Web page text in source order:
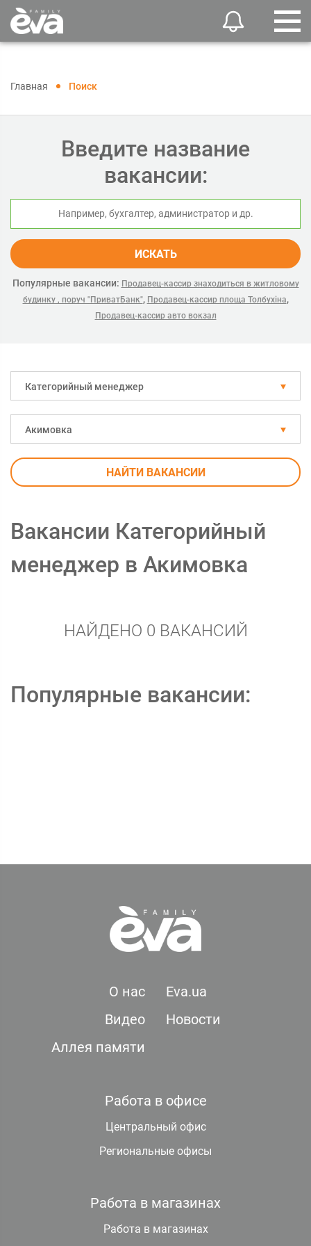
Главная Поиск
Введите название
вакансии:
ИСКАТЬ
Популярные вакансии: Продавец-кассир знаходиться в житловому
будинку , поруч "ПриватБанк", Продавец-кассир площа Толбухіна,
Продавец-кассир авто вокзал
Категорийный менеджер
Акимовка
НАЙТИ ВАКАНСИИ
Вакансии Категорийный
менеджер в Акимовка
НАЙДЕНО 0 ВАКАНСИЙ
Популярные вакансии:
О нас
Eva.ua
Видео
Новости
Аллея памяти
Работа в офисе
Центральный офис
Региональные офисы
Работа в магазинах
Работа в магазинах